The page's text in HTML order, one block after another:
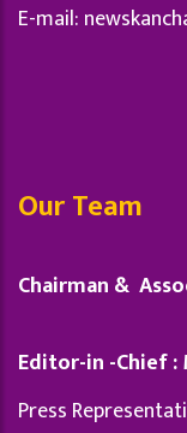
E-mail:
Our Team
Chairman &
Editor-in -Chief :
Press